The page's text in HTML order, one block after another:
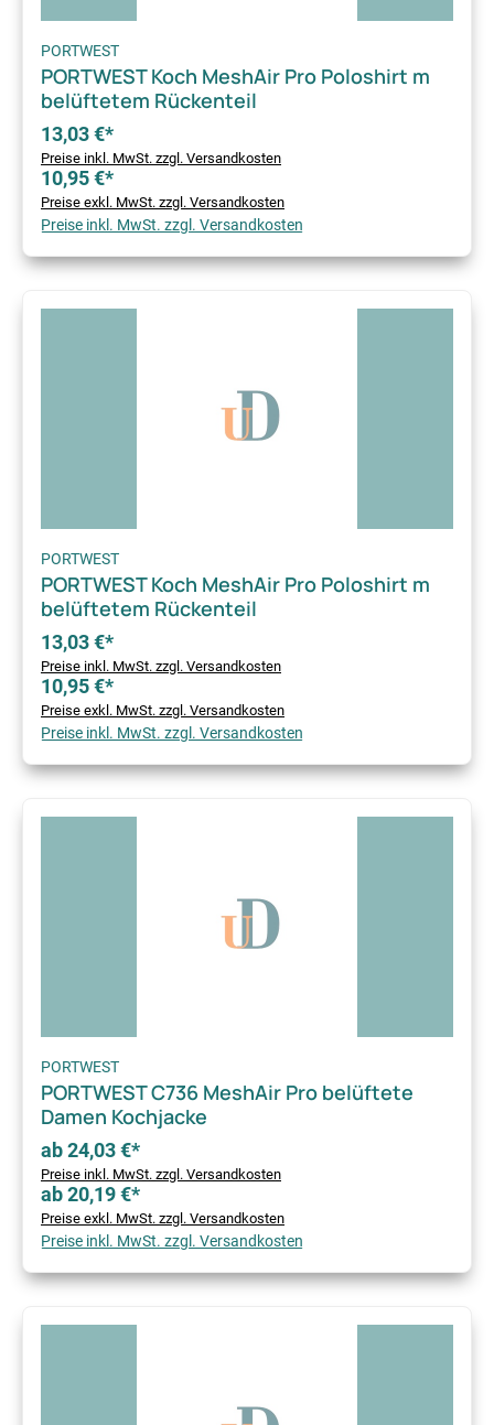
PORTWEST
PORTWEST Koch MeshAir Pro Poloshirt m
belüftetem Rückenteil
13,03 €*
Preise inkl. MwSt. zzgl. Versandkosten
10,95 €*
Preise exkl. MwSt. zzgl. Versandkosten
Preise inkl. MwSt. zzgl. Versandkosten
PORTWEST
PORTWEST Koch MeshAir Pro Poloshirt m
belüftetem Rückenteil
13,03 €*
Preise inkl. MwSt. zzgl. Versandkosten
10,95 €*
Preise exkl. MwSt. zzgl. Versandkosten
Preise inkl. MwSt. zzgl. Versandkosten
PORTWEST
PORTWEST C736 MeshAir Pro belüftete
Damen Kochjacke
ab 24,03 €*
Preise inkl. MwSt. zzgl. Versandkosten
ab 20,19 €*
Preise exkl. MwSt. zzgl. Versandkosten
Preise inkl. MwSt. zzgl. Versandkosten